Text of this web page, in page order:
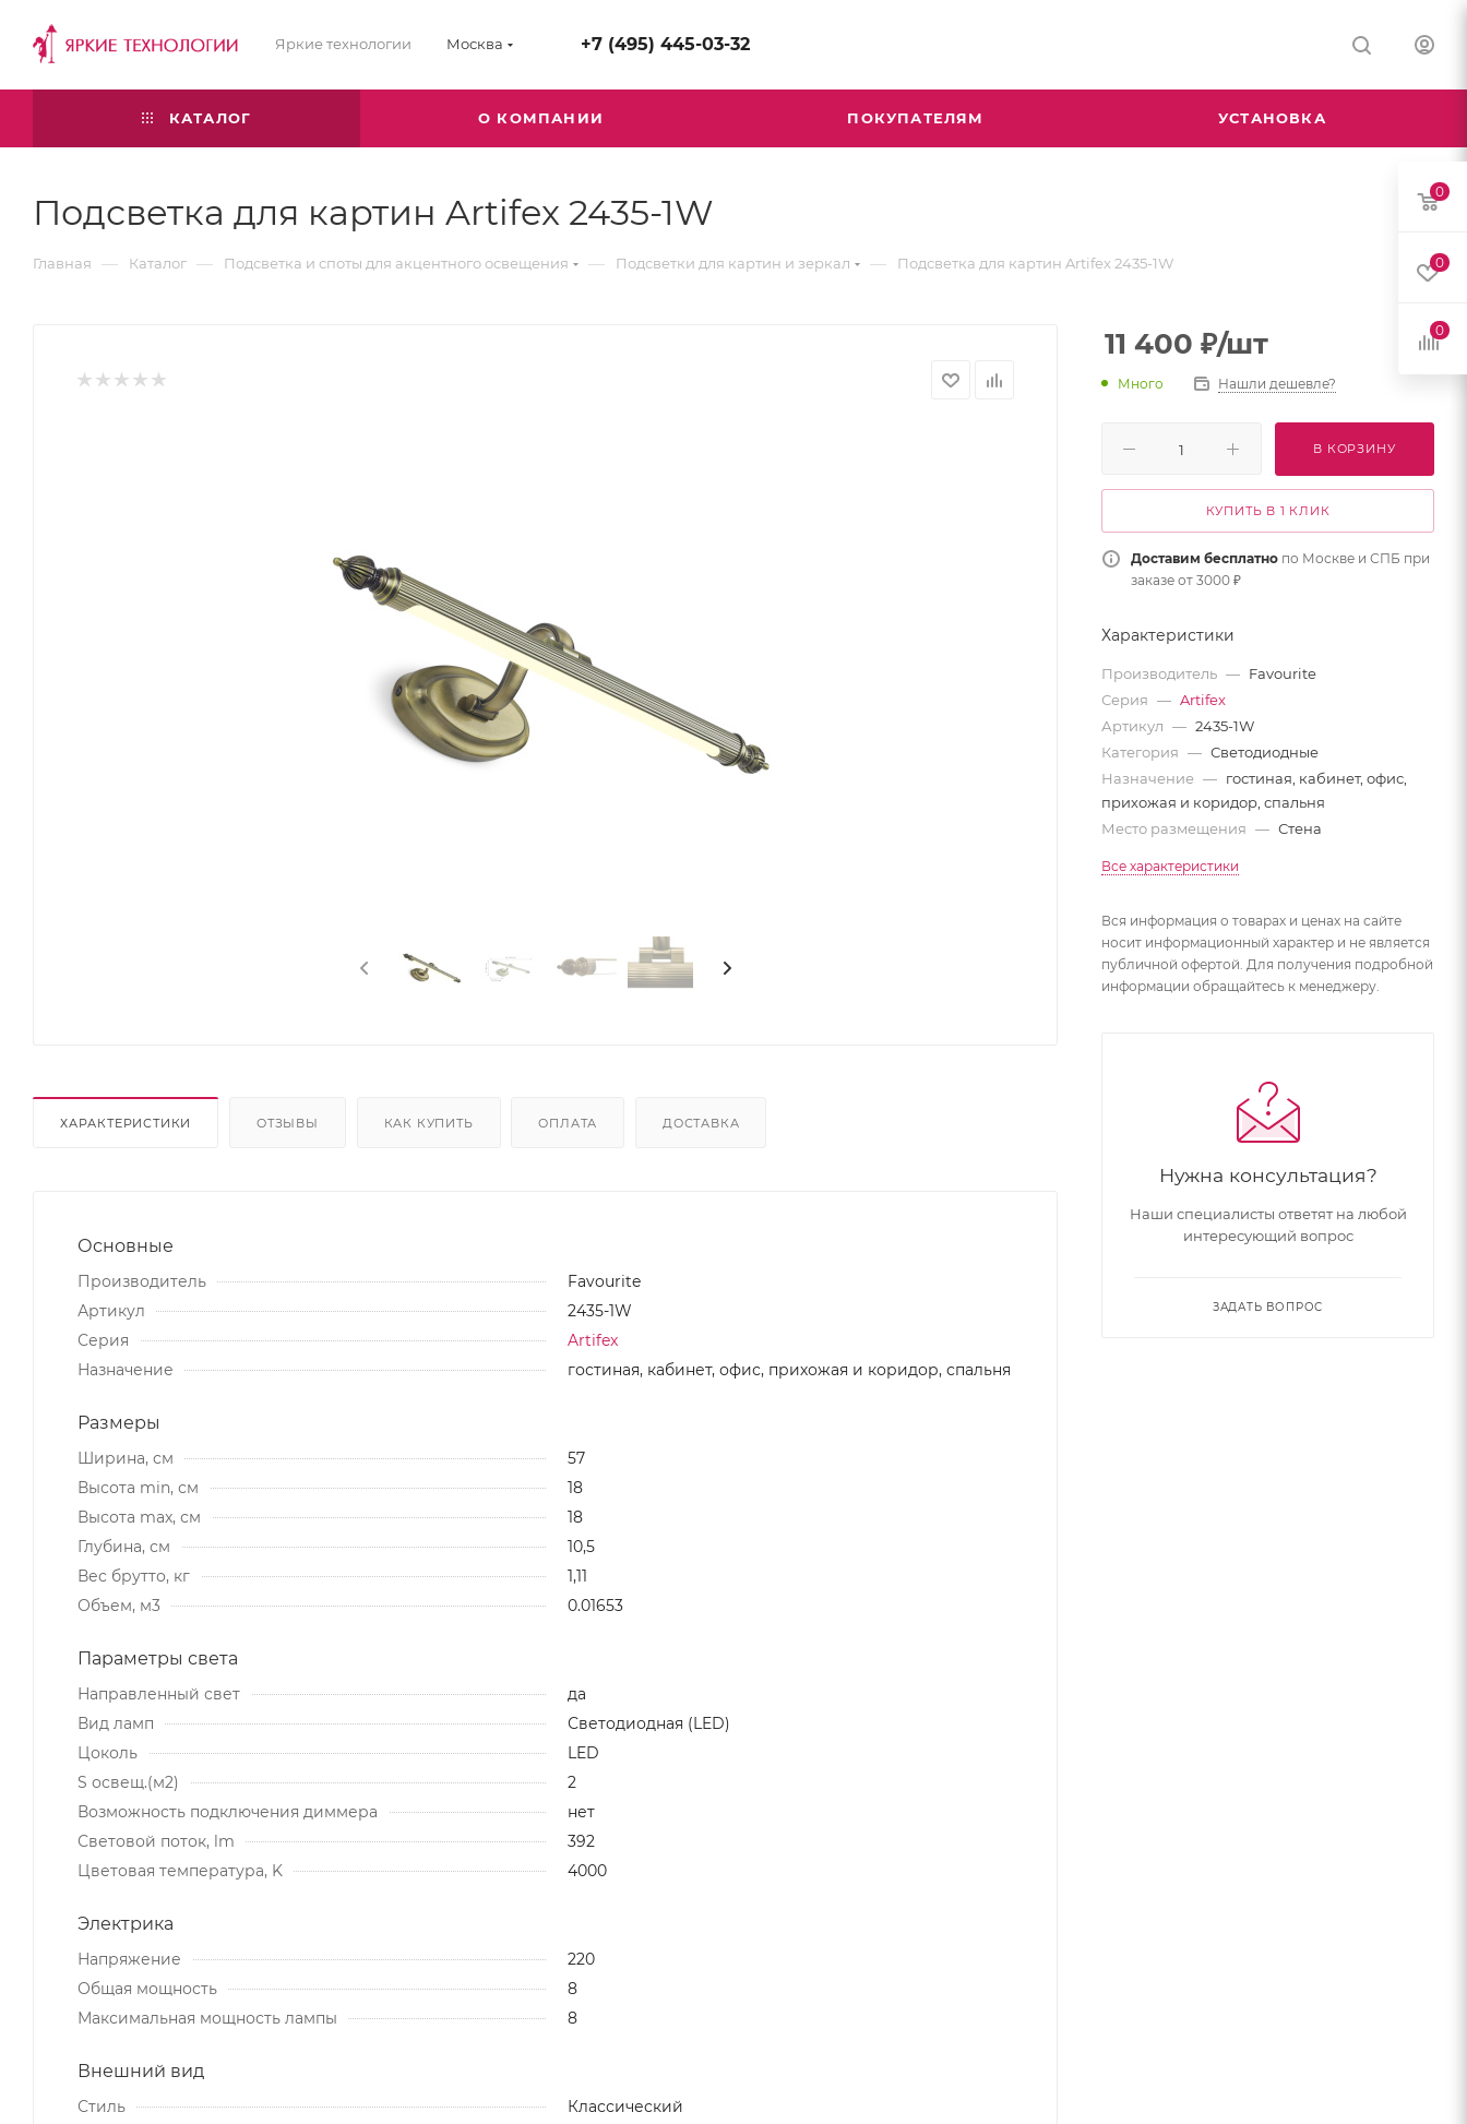
Яркие технологии Москва +7 (495) 445-03-32
КАТАЛОГ О КОМПАНИИ ПОКУПАТЕЛЯМ УСТАНОВКА
Подсветка для картин Artifex 2435-1W
Главная — Каталог — Подсветка и споты для акцентного освещения — Подсветки для картин и зеркал — Подсветка для картин Artifex 2435-1W
ХАРАКТЕРИСТИКИ ОТЗЫВЫ КАК КУПИТЬ ОПЛАТА ДОСТАВКА
Основные
Производитель
Favourite
Артикул
2435-1W
Серия
Artifex
Назначение
гостиная, кабинет, офис, прихожая и коридор, спальня
Размеры
Ширина, см
57
Высота min, см
18
Высота max, см
18
Глубина, см
10,5
Вес брутто, кг
1,11
Объем, м3
0.01653
Параметры света
Направленный свет
да
Вид ламп
Светодиодная (LED)
Цоколь
LED
S освещ.(м2)
2
Возможность подключения диммера
нет
Световой поток, lm
392
Цветовая температура, K
4000
Электрика
Напряжение
220
Общая мощность
8
Максимальная мощность лампы
8
Внешний вид
Стиль
Классический
11 400 ₽/шт
Много Нашли дешевле?
В КОРЗИНУ
КУПИТЬ В 1 КЛИК
Доставим бесплатно по Москве и СПБ при
заказе от 3000 ₽
Характеристики
Производитель — Favourite
Серия — Artifex
Артикул — 2435-1W
Категория — Светодиодные
Назначение — гостиная, кабинет, офис,
прихожая и коридор, спальня
Место размещения — Стена
Все характеристики
Вся информация о товарах и ценах на сайте
носит информационный характер и не является
публичной офертой. Для получения подробной
информации обращайтесь к менеджеру.
Нужна консультация?
Наши специалисты ответят на любой
интересующий вопрос
ЗАДАТЬ ВОПРОС
0
0
0